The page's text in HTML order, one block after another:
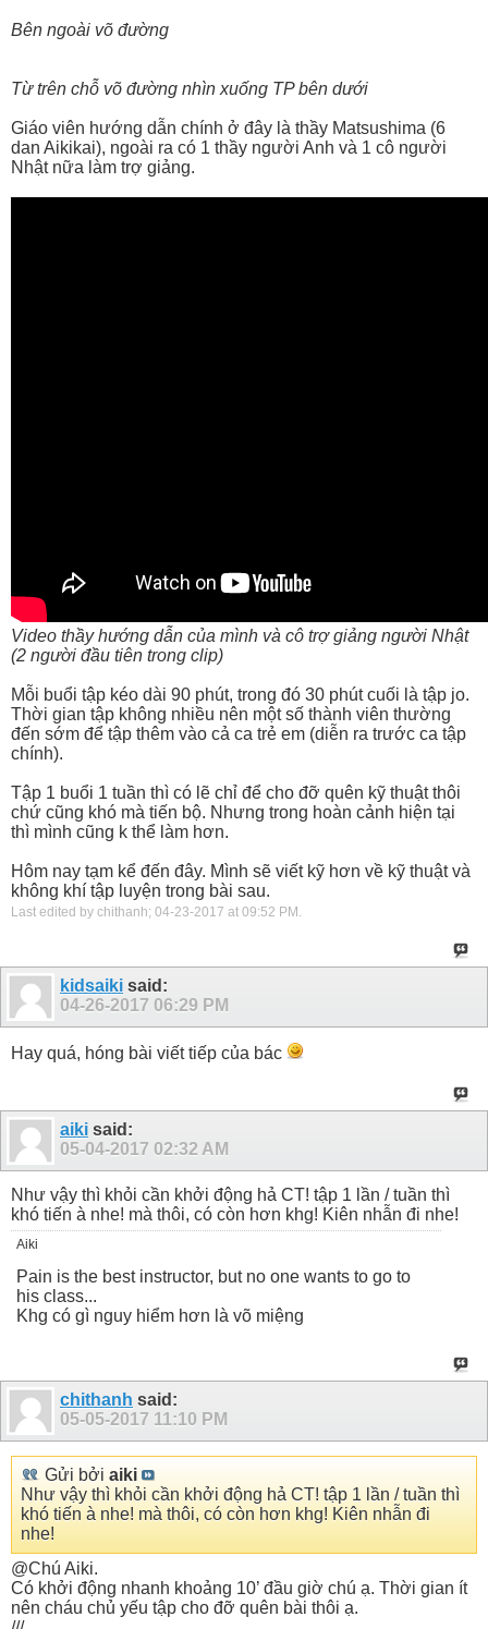
Bên ngoài võ đường
Từ trên chỗ võ đường nhìn xuống TP bên dưới
Giáo viên hướng dẫn chính ở đây là thầy Matsushima (6
dan Aikikai), ngoài ra có 1 thầy người Anh và 1 cô người
Nhật nữa làm trợ giảng.
Video thầy hướng dẫn của mình và cô trợ giảng người Nhật
(2 người đầu tiên trong clip)
Mỗi buổi tập kéo dài 90 phút, trong đó 30 phút cuối là tập jo.
Thời gian tập không nhiều nên một số thành viên thường
đến sớm để tập thêm vào cả ca trẻ em (diễn ra trước ca tập
chính).
Tập 1 buổi 1 tuần thì có lẽ chỉ để cho đỡ quên kỹ thuật thôi
chứ cũng khó mà tiến bộ. Nhưng trong hoàn cảnh hiện tại
thì mình cũng k thể làm hơn.
Hôm nay tạm kể đến đây. Mình sẽ viết kỹ hơn về kỹ thuật và
không khí tập luyện trong bài sau.
Last edited by chithanh; 04-23-2017 at 09:52 PM .
kidsaiki said:
04-26-2017 06:29 PM
Hay quá, hóng bài viết tiếp của bác
aiki said:
05-04-2017 02:32 AM
Như vậy thì khỏi cần khởi động hả CT! tập 1 lần / tuần thì
khó tiến à nhe! mà thôi, có còn hơn khg! Kiên nhẫn đi nhe!
Aiki
Pain is the best instructor, but no one wants to go to
his class...
Khg có gì nguy hiểm hơn là võ miệng
chithanh said:
05-05-2017 11:10 PM
Gửi bởi aiki
Như vậy thì khỏi cần khởi động hả CT! tập 1 lần / tuần thì
khó tiến à nhe! mà thôi, có còn hơn khg! Kiên nhẫn đi
nhe!
@Chú Aiki.
Có khởi động nhanh khoảng 10’ đầu giờ chú ạ. Thời gian ít
nên cháu chủ yếu tập cho đỡ quên bài thôi ạ.